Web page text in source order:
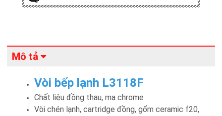
Mô tả
Vòi bếp lạnh L3118F
Chất liệu đồng thau, mạ chrome
Vòi chén lạnh, cartridge đồng, gốm ceramic f20,